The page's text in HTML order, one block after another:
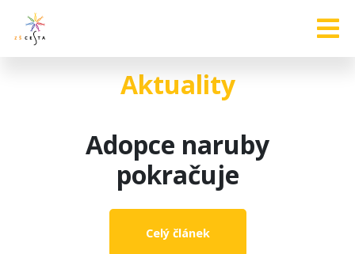
Aktuality
Adopce naruby
pokračuje
Celý článek